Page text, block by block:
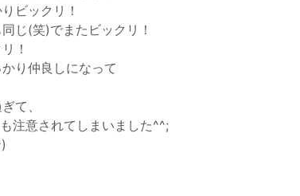
ビックリ！
じ(笑)でまたビックリ！
！
り仲良しになって
て、
注意されてしまいました^^;